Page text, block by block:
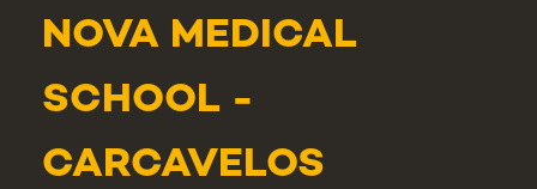
NOVA MEDICAL
SCHOOL -
CARCAVELOS